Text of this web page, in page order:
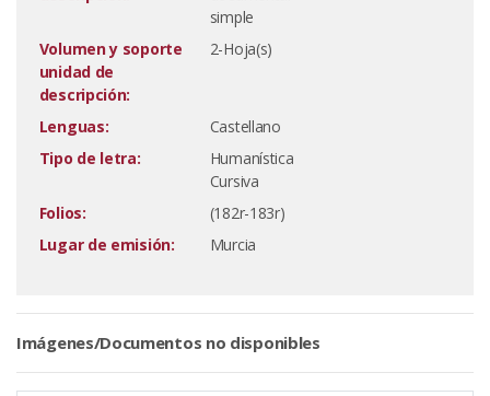
simple
Volumen y soporte
unidad de
descripción:
2-Hoja(s)
Lenguas:
Castellano
Tipo de letra:
Humanística
Cursiva
Folios:
(182r-183r)
Lugar de emisión:
Murcia
Imágenes/Documentos no disponibles